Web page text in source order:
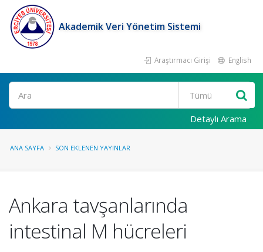
Akademik Veri Yönetim Sistemi
Araştırmacı Girişi English
Ara
Detaylı Arama
ANA SAYFA SON EKLENEN YAYINLAR
Ankara tavşanlarında
intestinal M hücreleri